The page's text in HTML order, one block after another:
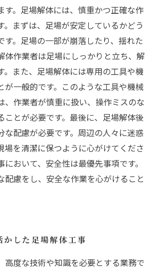
す。足場解体には、慎重かつ正確な作
。まずは、足場が安定しているかどう
す。足場の一部が崩落したり、揺れた
体作業者は足場にしっかりと立ち、解
。また、足場解体には専用の工具や機
が一般的です。このような工具や機械
、作業者が慎重に扱い、操作ミスのな
ことが必要です。最後に、足場解体後
な配慮が必要です。周辺の人々に迷惑
場を清潔に保つように心がけてくださ
において、安全性は最優先事項です。
配慮をし、安全な作業を心がけること
かした足場解体工事
高度な技術や知識を必要とする業務で